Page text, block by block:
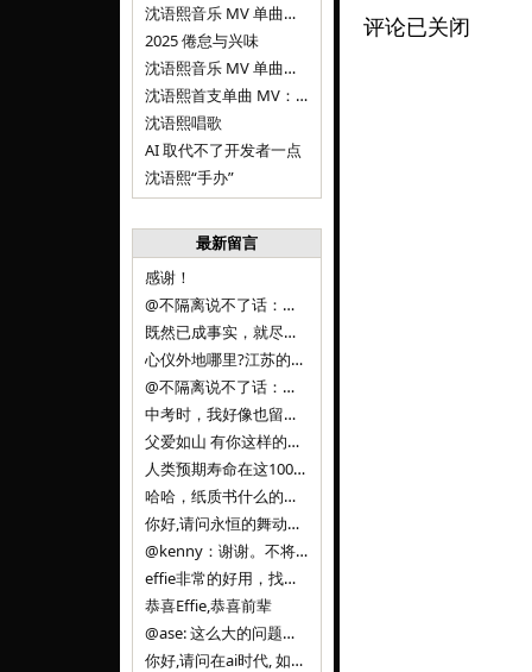
沈语熙音乐 MV 单曲第三弹：代码与白T恤
2025 倦怠与兴味
沈语熙音乐 MV 单曲第二弹：优雅时间
沈语熙首支单曲 MV：告别的倒影
沈语熙唱歌
AI 取代不了开发者一点
沈语熙“手办”
最新留言
感谢！
@不隔离说不了话：浙江的
既然已成事实，就尽量接受了。 事情未能如愿已是不幸，没必要为此反复纠结来进行不必要的自我惩罚。 之前问过家里的小朋友是否想学编
心仪外地哪里?江苏的？顺其自然，全面发展才是。
@不隔离说不了话：确实，一晃三年。
中考时，我好像也留言过的，可乐好像和我们考得差不多。 一晃三年，我们江苏24年，物化生612分，女孩。 其实高考只是长跑的
父爱如山 有你这样的父亲做后盾，可乐未来的路一定会走得踏实又精彩
人类预期寿命在这100年，每2-3年增长一岁，到你们这一代大概率能到100岁，46岁还是正当年,可能不是八九点中的太阳了，但还是1
哈哈，纸质书什么的目前没有打算和计划，微信读书我不太熟悉，研究看看。目前，我只发在自己博客和起点上。关于小说内容方面，谢谢你的建议
你好,请问永恒的舞动什么时候可以出版纸质书,或者登陆微信读书.另外小说内容能不能更大气一些,不要只是局限于与一对男女的爱情和ai安
@kenny：谢谢。不将GIF显示为动图，主要是考虑到Effie本身的“极简、无干扰”的设计哲学，动图无疑是“干扰”之一。
effie非常的好用，找了很多年，终于找到这款，已经推荐给身边不少朋友使用和付费。有个小建议，文档里面是否可以增加gif的动图显示
恭喜Effie,恭喜前辈
@ase: 这么大的问题，我觉得我并没有答案。又或者说，每个人（公司）有自己的答案。
你好,请问在ai时代, 如何做软件. 是像以前那样,先构建软件的功能界面和服务,比如Office,嘀嘀打车,airbnb那样的界面
评论已关闭